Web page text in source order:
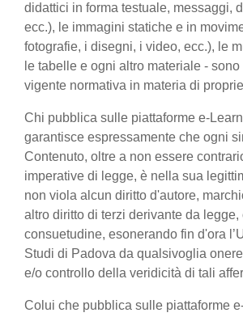
didattici in forma testuale, messaggi,
ecc.), le immagini statiche e in
fotografie, i disegni, i video, ecc.), le
le tabelle e ogni altro materiale -
vigente normativa in materia di
Chi pubblica sulle piattaforme e-
garantisce espressamente che ogni
Contenuto, oltre a non essere
imperative di legge, è nella sua
non viola alcun diritto d'autore,
altro diritto di terzi derivante da legge,
consuetudine, esonerando fin d'ora
Studi di Padova da qualsivoglia
e/o controllo della veridicità di tali
Colui che pubblica sulle piattaforme